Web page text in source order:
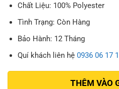
Chất Liệu: 100% Polyester
Tình Trạng: Còn Hàng
Bảo Hành: 12 Tháng
Quí khách liên hệ 0936 06 17
THÊM VÀO